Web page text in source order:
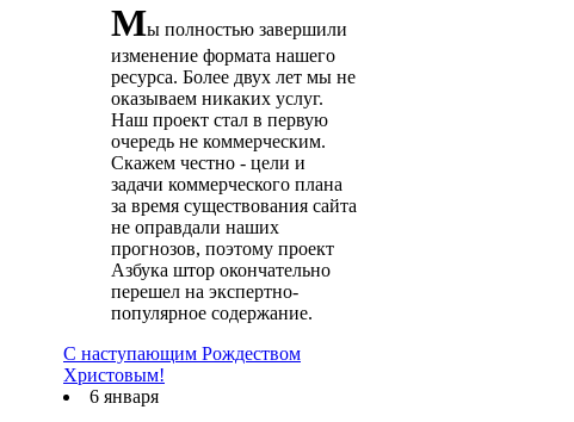
Мы полностью завершили
изменение формата нашего
ресурса. Более двух лет мы не
оказываем никаких услуг.
Наш проект стал в первую
очередь не коммерческим.
Скажем честно - цели и
задачи коммерческого плана
за время существования сайта
не оправдали наших
прогнозов, поэтому проект
Азбука штор окончательно
перешел на экспертно-
популярное содержание.
С наступающим Рождеством
Христовым!
6 января